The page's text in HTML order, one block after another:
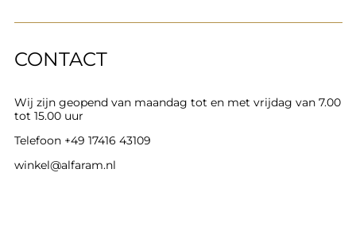
CONTACT
Wij zijn geopend van maandag tot en met vrijdag van 7.00
tot 15.00 uur
Telefoon +49 17416 43109
winkel@alfaram.nl